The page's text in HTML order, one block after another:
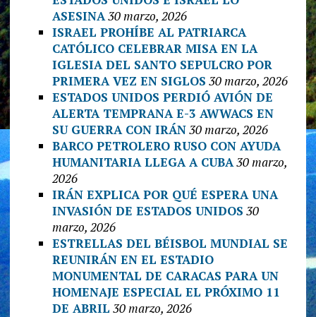
ASESINA30 marzo, 2026
ISRAEL PROHÍBE AL PATRIARCA
CATÓLICO CELEBRAR MISA EN LA
IGLESIA DEL SANTO SEPULCRO POR
PRIMERA VEZ EN SIGLOS 30 marzo, 2026
ESTADOS UNIDOS PERDIÓ AVIÓN DE
ALERTA TEMPRANA E-3 AWWACS EN
SU GUERRA CON IRÁN30 marzo, 2026
BARCO PETROLERO RUSO CON AYUDA
HUMANITARIA LLEGA A CUBA30 marzo,
2026
IRÁN EXPLICA POR QUÉ ESPERA UNA
INVASIÓN DE ESTADOS UNIDOS 30
marzo, 2026
ESTRELLAS DEL BÉISBOL MUNDIAL SE
REUNIRÁN EN EL ESTADIO
MONUMENTAL DE CARACAS PARA UN
HOMENAJE ESPECIAL EL PRÓXIMO 11
DE ABRIL 30 marzo, 2026